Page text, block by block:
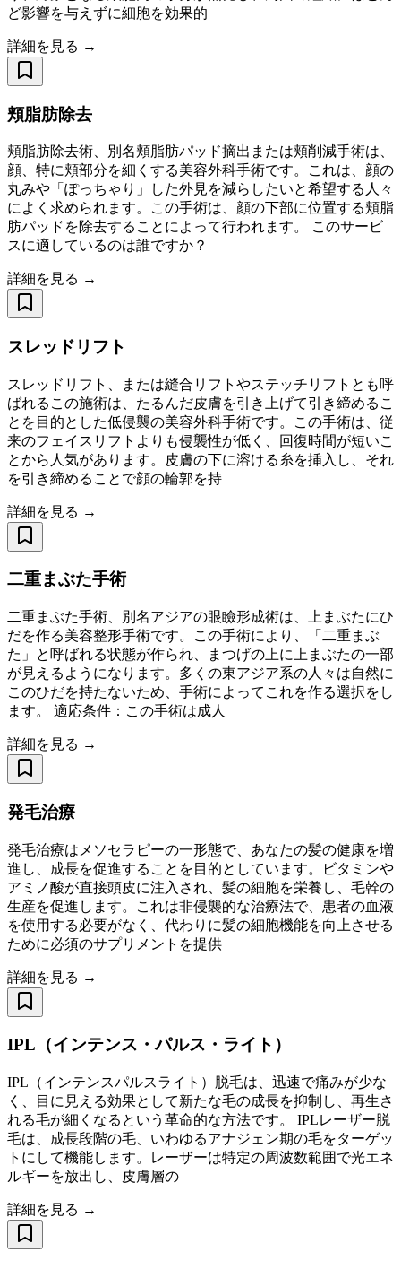
ど影響を与えずに細胞を効果的
詳細を見る →
頬脂肪除去
頬脂肪除去術、別名頬脂肪パッド摘出または頬削減手術は、
顔、特に頬部分を細くする美容外科手術です。これは、顔の
丸みや「ぽっちゃり」した外見を減らしたいと希望する人々
によく求められます。この手術は、顔の下部に位置する頬脂
肪パッドを除去することによって行われます。 このサービ
スに適しているのは誰ですか？
詳細を見る →
スレッドリフト
スレッドリフト、または縫合リフトやステッチリフトとも呼
ばれるこの施術は、たるんだ皮膚を引き上げて引き締めるこ
とを目的とした低侵襲の美容外科手術です。この手術は、従
来のフェイスリフトよりも侵襲性が低く、回復時間が短いこ
とから人気があります。皮膚の下に溶ける糸を挿入し、それ
を引き締めることで顔の輪郭を持
詳細を見る →
二重まぶた手術
二重まぶた手術、別名アジアの眼瞼形成術は、上まぶたにひ
だを作る美容整形手術です。この手術により、「二重まぶ
た」と呼ばれる状態が作られ、まつげの上に上まぶたの一部
が見えるようになります。多くの東アジア系の人々は自然に
このひだを持たないため、手術によってこれを作る選択をし
ます。 適応条件：この手術は成人
詳細を見る →
発毛治療
発毛治療はメソセラピーの一形態で、あなたの髪の健康を増
進し、成長を促進することを目的としています。ビタミンや
アミノ酸が直接頭皮に注入され、髪の細胞を栄養し、毛幹の
生産を促進します。これは非侵襲的な治療法で、患者の血液
を使用する必要がなく、代わりに髪の細胞機能を向上させる
ために必須のサプリメントを提供
詳細を見る →
IPL（インテンス・パルス・ライト）
IPL（インテンスパルスライト）脱毛は、迅速で痛みが少な
く、目に見える効果として新たな毛の成長を抑制し、再生さ
れる毛が細くなるという革命的な方法です。 IPLレーザー脱
毛は、成長段階の毛、いわゆるアナジェン期の毛をターゲッ
トにして機能します。レーザーは特定の周波数範囲で光エネ
ルギーを放出し、皮膚層の
詳細を見る →